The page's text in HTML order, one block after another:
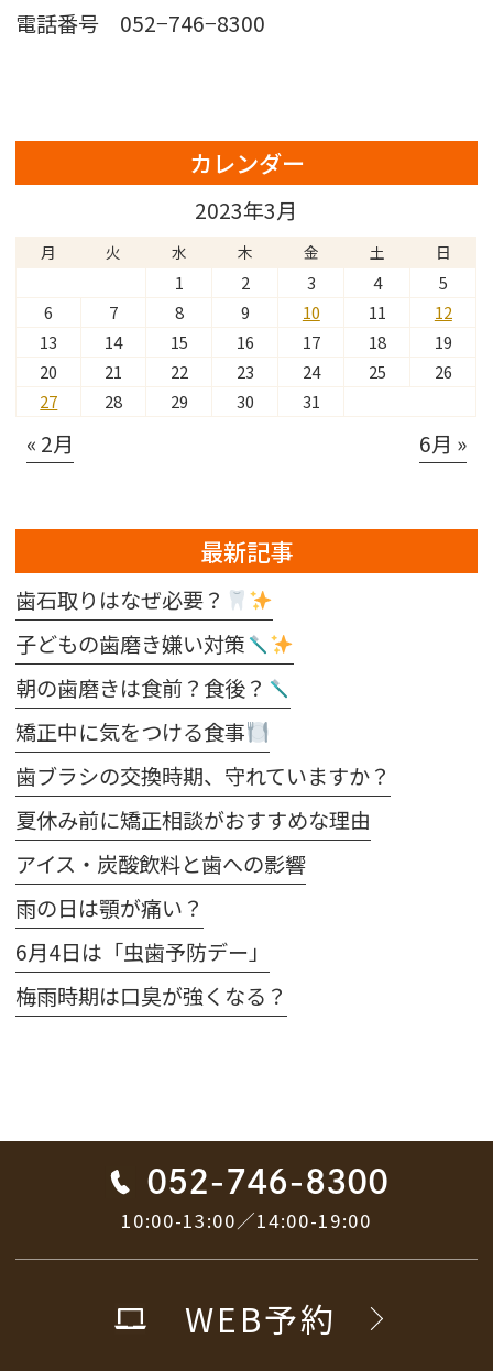
電話番号 052−746−8300
カレンダー
2023年3月
月 火 水 木 金 土 日
1 2 3 4
5
6
7 8 9 10 11
12
13
14 15 16 17 18
19
20
21 22 23 24 25
26
27
28 29 30 31
« 2月 6月 »
最新記事
歯石取りはなぜ必要？
子どもの歯磨き嫌い対策
朝の歯磨きは食前？食後？
矯正中に気をつける食事
歯ブラシの交換時期、守れていますか？
夏休み前に矯正相談がおすすめな理由
アイス・炭酸飲料と歯への影響
雨の日は顎が痛い？
6月4日は「虫歯予防デー」
梅雨時期は口臭が強くなる？
052-746-8300
10:00-13:00／14:00-19:00
WEB予約